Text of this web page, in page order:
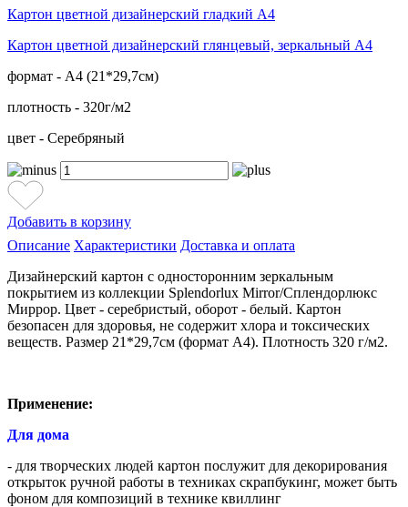
Картон цветной дизайнерский гладкий А4
Картон цветной дизайнерский глянцевый, зеркальный А4
формат - А4 (21*29,7см)
плотность - 320г/м2
цвет - Серебряный
Добавить в корзину
Описание Характеристики Доставка и оплата
Дизайнерский картон с односторонним зеркальным
покрытием из коллекции Splendorlux Mirror/Сплендорлюкс
Миррор. Цвет - серебристый, оборот - белый. Картон
безопасен для здоровья, не содержит хлора и токсических
веществ. Размер 21*29,7см (формат А4). Плотность 320 г/м2.
Применение:
Для дома
- для творческих людей картон послужит для декорирования
открыток ручной работы в техниках скрапбукинг, может быть
фоном для композиций в технике квиллинг